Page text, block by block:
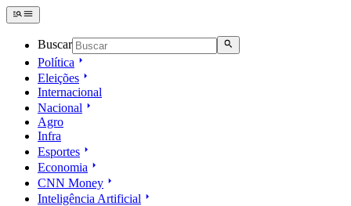
Buscar
Política
Eleições
Internacional
Nacional
Agro
Infra
Esportes
Economia
CNN Money
Inteligência Artificial